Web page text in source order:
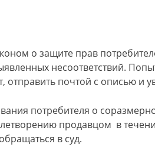
о защите прав
несоответствий.
отправить почтой с описью и
потребителя о
продавцом в
в суд.